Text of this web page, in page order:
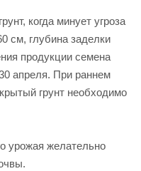
когда минует угроза
см, глубина заделки
продукции семена
апреля. При раннем
грунт необходимо
урожая желательно